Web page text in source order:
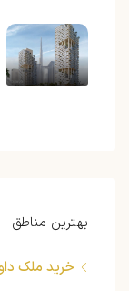
بهترین مناطق
خرید ملک